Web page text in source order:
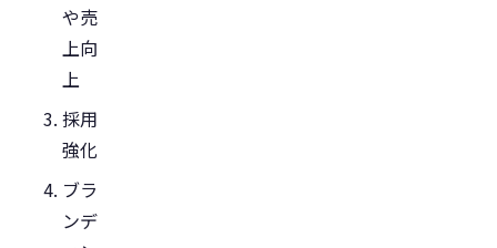
や売
上向
上
採用
強化
ブラ
ンデ